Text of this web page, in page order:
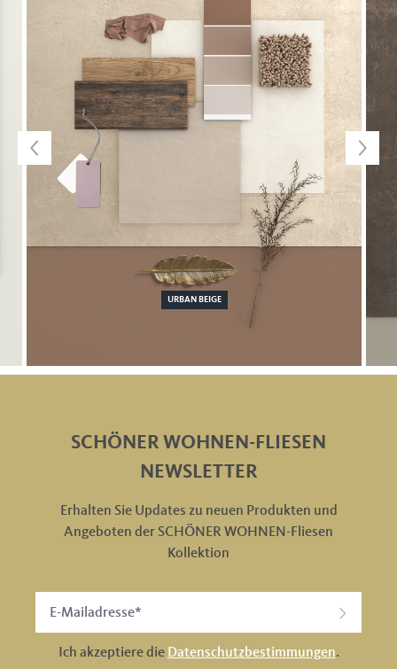
URBAN BEIGE
SCHÖNER WOHNEN-FLIESEN
NEWSLETTER
Erhalten Sie Updates zu neuen Produkten und
Angeboten der SCHÖNER WOHNEN-Fliesen
Kollektion
Ich akzeptiere die Datenschutzbestimmungen.